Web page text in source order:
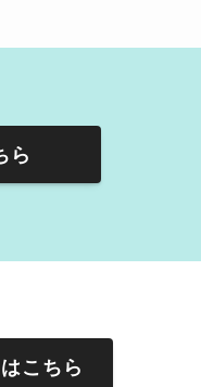
ら
こちら